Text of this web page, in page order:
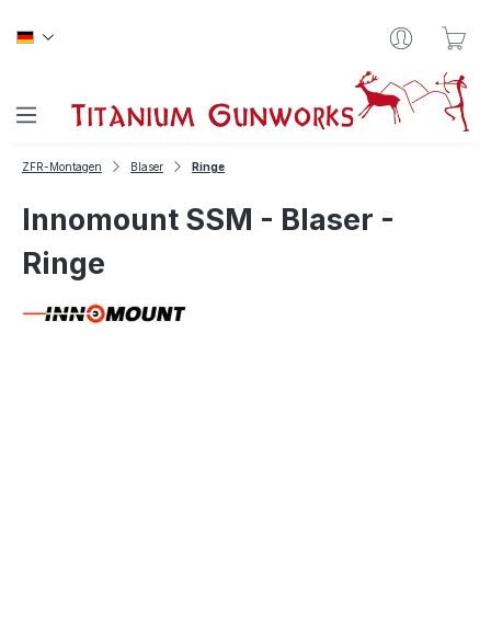
ZFR-Montagen Blaser Ringe
Innomount SSM - Blaser -
Ringe